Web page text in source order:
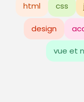
html css
design
vue et